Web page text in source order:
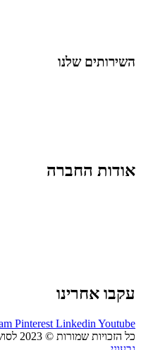
השירותים שלנו
אודות החברה
עקבו אחרינו
Pinterest Linkedin Youtube
כל הזכויות שמורות © 2023 לסושיאל ליידי